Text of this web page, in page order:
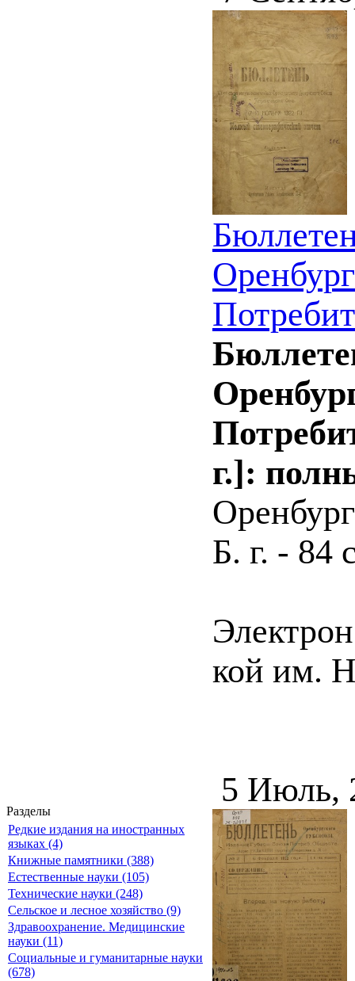
Разделы
Редкие издания на иностранных
языках (4)
Книжные памятники (388)
Естественные науки (105)
Технические науки (248)
Сельское и лесное хозяйство (9)
Здравоохранение. Медицинские
науки (11)
Социальные и гуманитарные науки
(678)
г.]:
Б. г. - 84
кой им.
5 Июль,